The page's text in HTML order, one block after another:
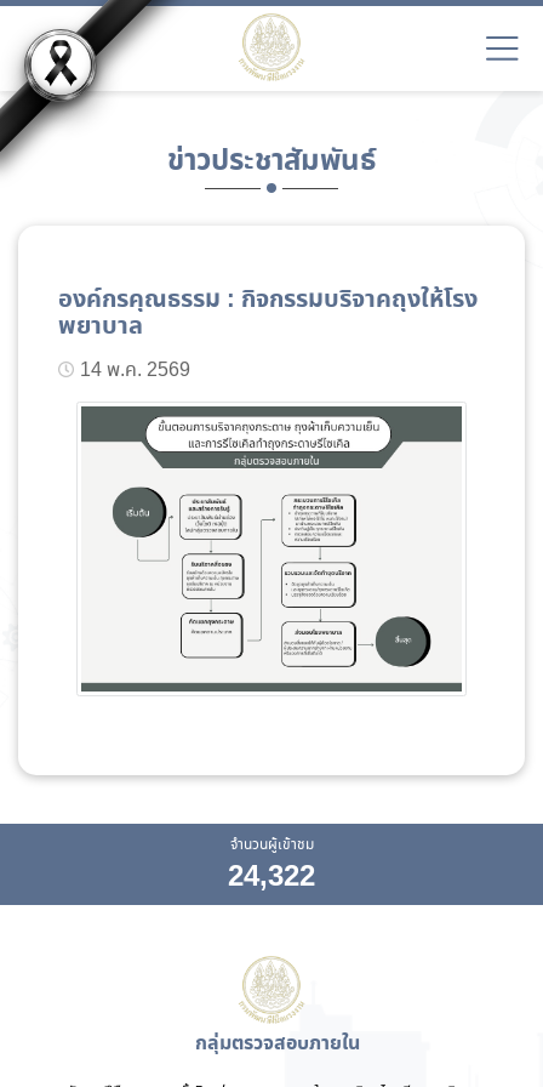
ข่าวประชาสัมพันธ์
องค์กรคุณธรรม : กิจกรรมบริจาคถุงให้โรง
พยาบาล
14 พ.ค. 2569
จำนวนผู้เข้าชม
24,322
กลุ่มตรวจสอบภายใน